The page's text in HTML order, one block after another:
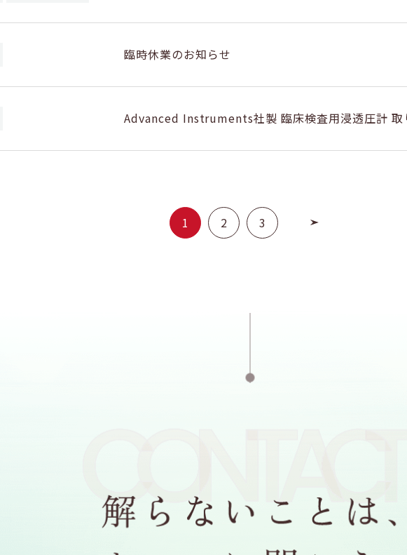
臨時休業のお知らせ
Advanced Instruments社製 臨床検査用浸透圧計 取
1 2 3